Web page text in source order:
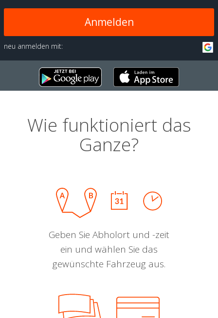
Anmelden
neu anmelden mit:
Wie funktioniert das
Ganze?
Geben Sie Abholort und -zeit
ein und wählen Sie das
gewünschte Fahrzeug aus.